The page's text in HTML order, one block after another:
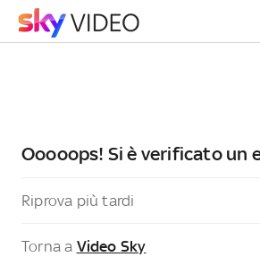
Ooooops! Si è verificato un
Riprova più tardi
Torna a Video Sky